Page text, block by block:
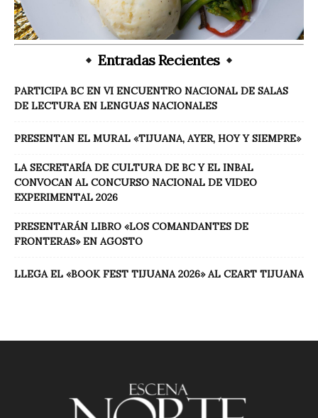
Entradas Recientes
PARTICIPA BC EN VI ENCUENTRO NACIONAL DE SALAS
DE LECTURA EN LENGUAS NACIONALES
PRESENTAN EL MURAL «TIJUANA, AYER, HOY Y SIEMPRE»
LA SECRETARÍA DE CULTURA DE BC Y EL INBAL
CONVOCAN AL CONCURSO NACIONAL DE VIDEO
EXPERIMENTAL 2026
PRESENTARÁN LIBRO «LOS COMANDANTES DE
FRONTERAS» EN AGOSTO
LLEGA EL «BOOK FEST TIJUANA 2026» AL CEART TIJUANA